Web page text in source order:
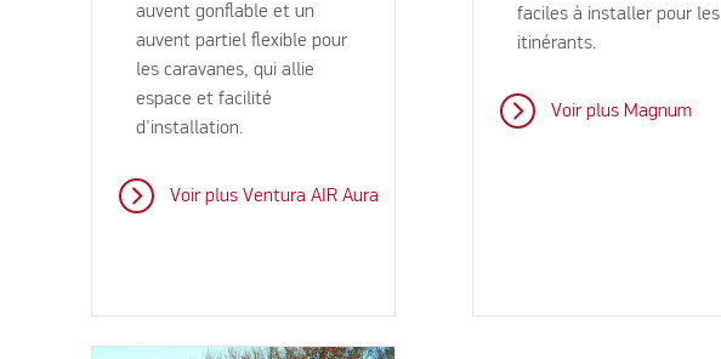
auvent gonflable et un
auvent partiel flexible pour
les caravanes, qui allie
espace et facilité
d'installation.
Voir plus Ventura AIR Aura
faciles à installer pour les
itinérants.
Voir plus Magnum